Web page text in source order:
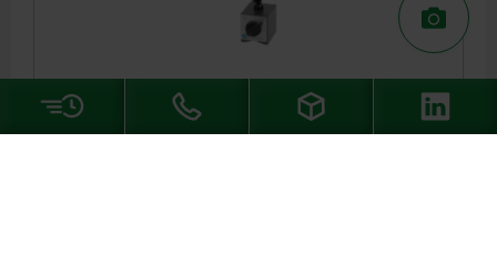
DIAL GAUGE STAND WITH MAGNETIC BASE,
M.MESSGERÄTEHALTER, FORM:C PLAY-FREE MICRO-